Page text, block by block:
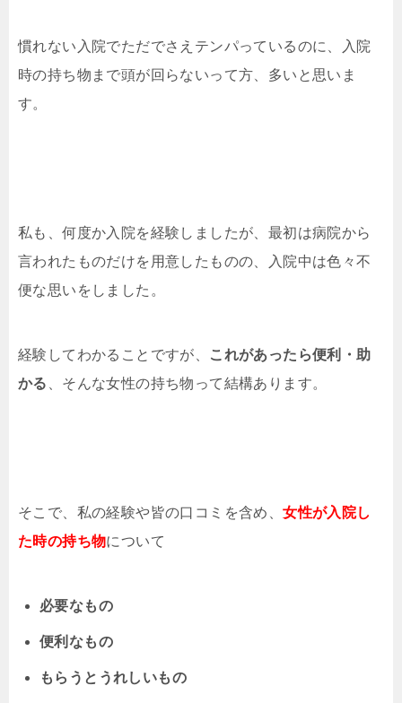
慣れない入院でただでさえテンパっているのに、入院
時の持ち物まで頭が回らないって方、多いと思いま
す。
私も、何度か入院を経験しましたが、最初は病院から
言われたものだけを用意したものの、入院中は色々不
便な思いをしました。
経験してわかることですが、
これがあったら便利・助
かる
、そんな女性の持ち物って結構あります。
そこで、私の経験や皆の口コミを含め、女性が入院し
た時の持ち物について
必要なもの
便利なもの
もらうとうれしいもの